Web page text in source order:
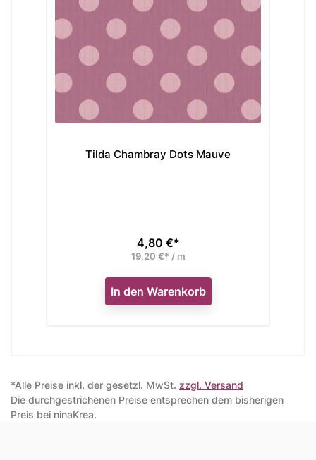
Tilda Chambray Dots Mauve
Preis
4,80 €*
19,20 €* / m
In den Warenkorb
*Alle Preise inkl. der gesetzl. MwSt. zzgl. Versand
Die durchgestrichenen Preise entsprechen dem bisherigen
Preis bei ninaKrea.